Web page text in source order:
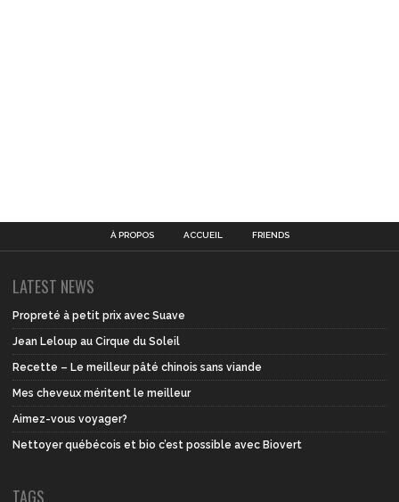
À PROPOS ACCUEIL FRIENDS
LATEST NEWS
Propreté à petit prix avec Suave
Jean Leloup au Cirque du Soleil
Recette – Le meilleur pâté chinois sans viande
Mes cheveux méritent le meilleur
Aimez-vous voyager?
Nettoyer québécois et bio c’est possible avec Biovert
TAGS